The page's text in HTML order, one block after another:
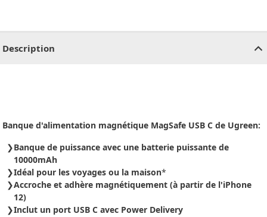
Description
Banque d'alimentation magnétique MagSafe USB C de Ugreen:
Banque de puissance avec une batterie puissante de
10000mAh
Idéal pour les voyages ou la maison*
Accroche et adhère magnétiquement (à partir de l'iPhone
12)
Inclut un port USB C avec Power Delivery